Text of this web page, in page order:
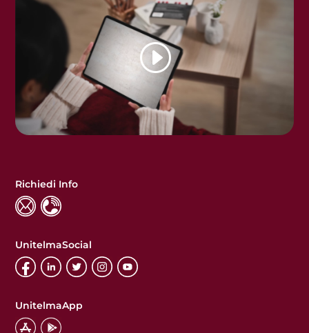
Richiedi Info
UnitelmaSocial
UnitelmaApp